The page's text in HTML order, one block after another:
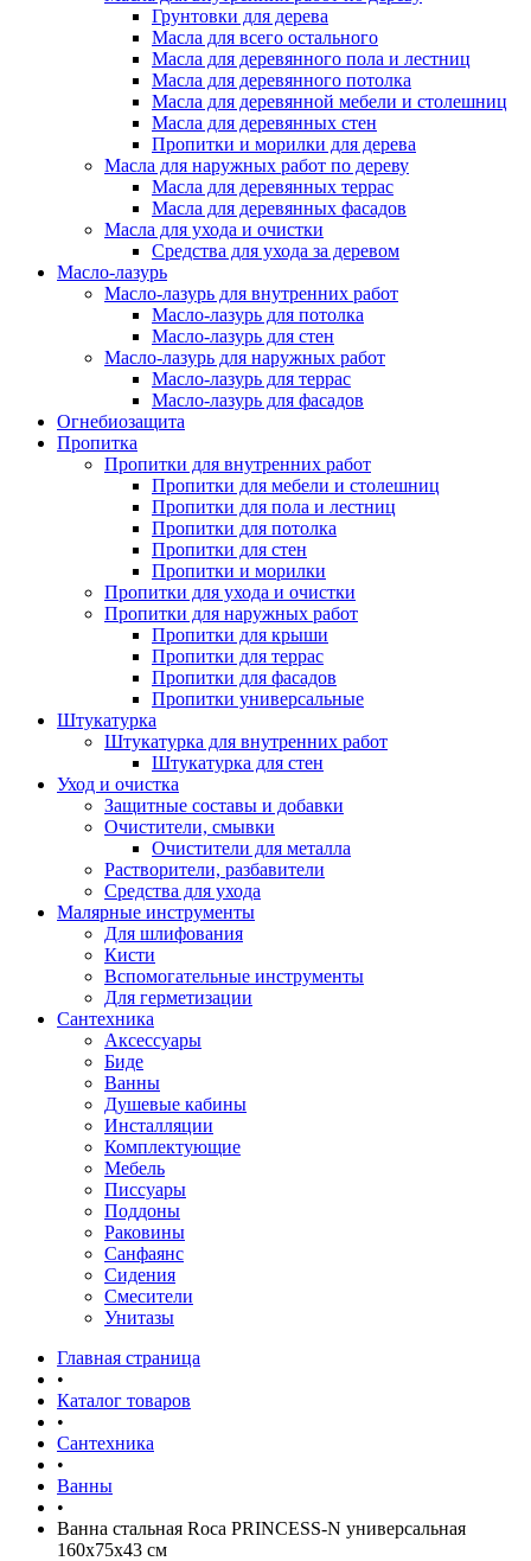
Грунтовки для дерева
Масла для всего остального
Масла для деревянного пола и лестниц
Масла для деревянного потолка
Масла для деревянной мебели и столешниц
Масла для деревянных стен
Пропитки и морилки для дерева
Масла для наружных работ по дереву
Масла для деревянных террас
Масла для деревянных фасадов
Масла для ухода и очистки
Средства для ухода за деревом
Масло-лазурь
Масло-лазурь для внутренних работ
Масло-лазурь для потолка
Масло-лазурь для стен
Масло-лазурь для наружных работ
Масло-лазурь для террас
Масло-лазурь для фасадов
Огнебиозащита
Пропитка
Пропитки для внутренних работ
Пропитки для мебели и столешниц
Пропитки для пола и лестниц
Пропитки для потолка
Пропитки для стен
Пропитки и морилки
Пропитки для ухода и очистки
Пропитки для наружных работ
Пропитки для крыши
Пропитки для террас
Пропитки для фасадов
Пропитки универсальные
Штукатурка
Штукатурка для внутренних работ
Штукатурка для стен
Уход и очистка
Защитные составы и добавки
Очистители, смывки
Очистители для металла
Растворители, разбавители
Средства для ухода
Малярные инструменты
Для шлифования
Кисти
Вспомогательные инструменты
Для герметизации
Сантехника
Аксессуары
Биде
Ванны
Душевые кабины
Инсталляции
Комплектующие
Мебель
Писсуары
Поддоны
Раковины
Санфаянс
Сидения
Смесители
Унитазы
Главная страница
•
Каталог товаров
•
Сантехника
•
Ванны
•
Ванна стальная Roca PRINCESS-N универсальная
160x75x43 см